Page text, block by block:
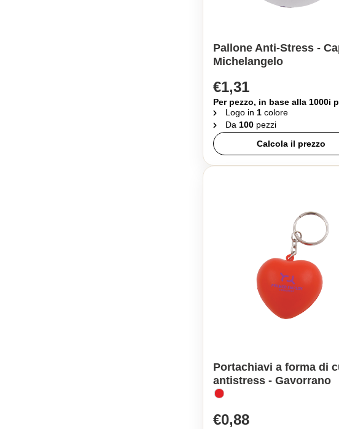
Pallone Anti-Stress -
Michelangelo
€1,31
Per pezzo, in base alla 1000i
Logo in 1 colore
Da 100 pezzi
Calcola il prezzo
Portachiavi a forma di
antistress - Gavorrano
€0,88